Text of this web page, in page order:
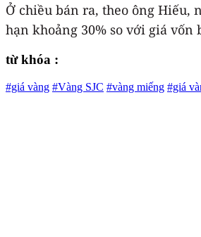
Ở chiều bán ra, theo ông Hiếu,
hạn khoảng 30% so với giá
từ khóa :
#giá vàng #Vàng SJC #vàng miếng #giá